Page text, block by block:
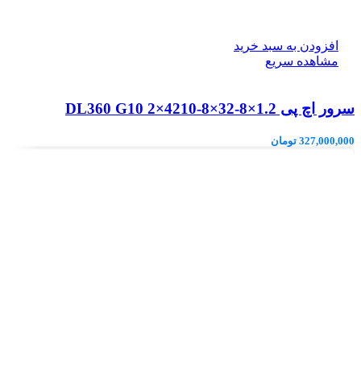
افزودن به سبد خرید
مشاهده سریع
سرور اچ پی DL360 G10 2×4210-8×32-8×1.2
327,000,000 تومان